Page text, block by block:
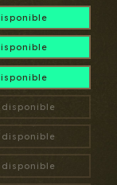
disponible
disponible
disponible